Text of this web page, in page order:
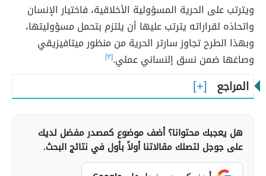
ويترتب على الحرية المسؤولية الأخلاقية، فاختيار الإنسان
واتحاذه لقراراته يترتب عليها أن يلتزم بتحمل مسؤوليتها،
وبهذا الطرح تجاوز سارتر الحرية من منظور ميتافيزيقي
وصاغها ضمن نسق إلنساني عملي.[٣]
المراجع
هل يعجبك محتوانا؟ أضف موضوع كمصدر مفضل لديك
على جوجل لتصلك مقالاتنا أولاً بأول في نتائج البحث.